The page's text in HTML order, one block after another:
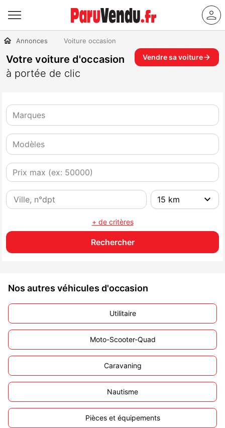
Annonces Voiture occasion
Votre voiture d'occasion
à portée de clic
Vendre sa voiture
Marques
Modèles
+ de critères
Nos autres véhicules d'occasion
Utilitaire
Moto-Scooter-Quad
Caravaning
Nautisme
Pièces et équipements